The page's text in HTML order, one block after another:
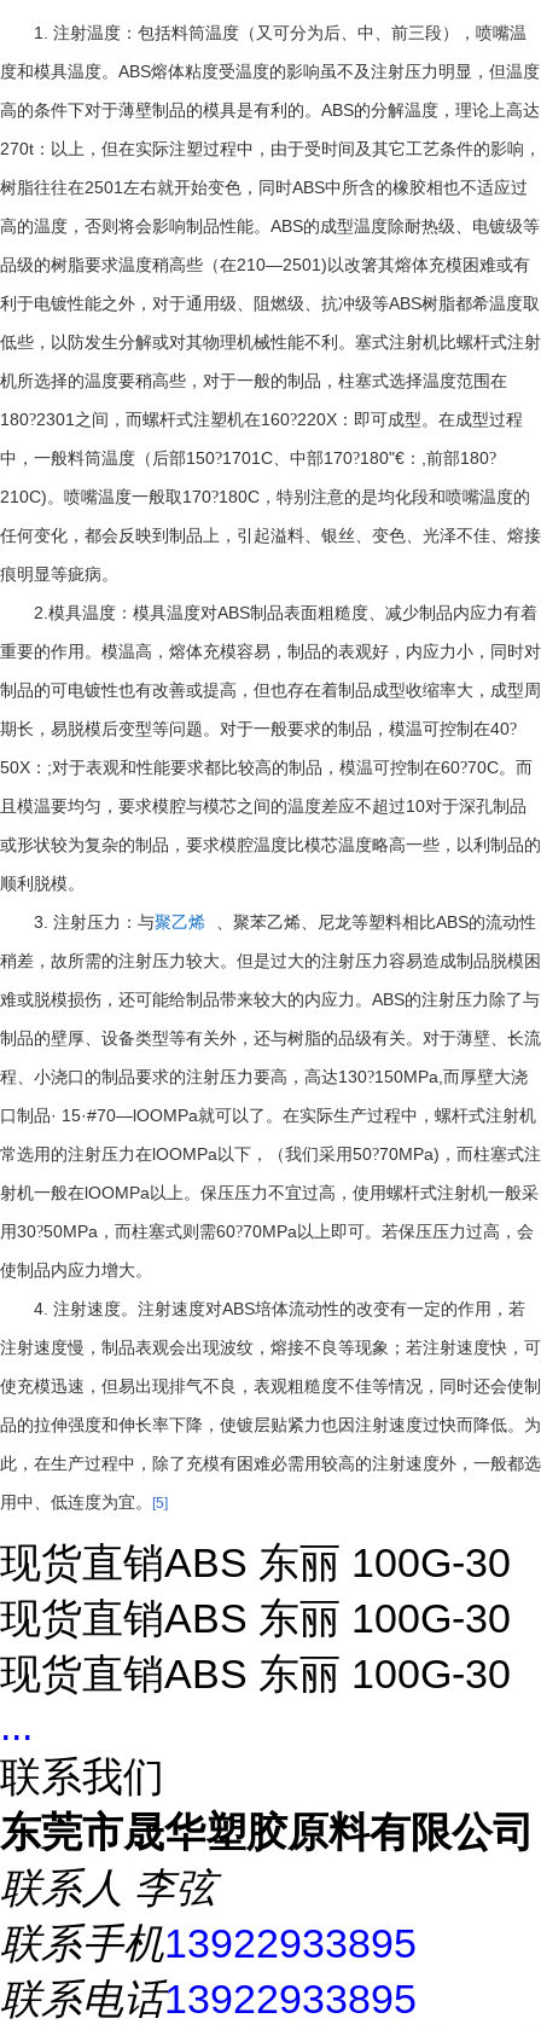
1. 注射温度：包括料筒温度（又可分为后、中、前三段），喷嘴温
度和模具温度。 ABS熔体粘度受温度的影响虽不及注射压力明显，但温度
高的条件下对于薄壁制品的模具是有利的。 ABS的分解温度，理论上高达
270t ：以上，但在实际注塑过程中，由于受时间及其它工艺条件的影响，
树脂往往在2501 左右就开始变色，同时ABS中所含的橡胶相也不适应过
高的温度，否则将会影响制品性能。 ABS的成型温度除耐热级、电镀级等
品级的树脂要求温度稍高些（在210—2501) 以改箸其熔体充模困难或有
利于电镀性能之外，对于通用级、阻燃级、抗冲级等ABS树脂都希温度取
低些，以防发生分解或对其物理机械性能不利。塞式注射机比螺杆式注射
机所选择的温度要稍高些，对于一般的制品，柱塞式选择温度范围在
180?2301 之间，而螺杆式注塑机在160?220X ：即可成型。在成型过程
中，一般料筒温度（后部150?1701C、中部170?180"€ ： 前部180?
210C)。喷嘴温度一般取 170?180C ，特别注意的是均化段和喷嘴温度的
任何变化，都会反映到制品上，引起溢料、银丝、变色、光泽不佳、熔接
痕明显等疵病。
2. 模具温度：模具温度对ABS制品表面粗糙度、减少制品内应力有着
重要的作用。模温高，熔体充模容易，制品的表观好，内应力小，同时对
制品的可电镀性也有改善或提高，但也存在着制品成型收缩率大，成型周
期长，易脱模后变型等问题。对于一般要求的制品，模温可控制在40?
50X ： ;对于表观和性能要求都比较高的制品，模温可控制在60?70C。而
且模温要均匀，要求模腔与模芯之间的温度差应不超过10对于深孔制品
或形状较为复杂的制品，要求模腔温度比模芯温度略高一些，以利制品的
顺利脱模。
3. 注射压力：与聚乙烯 、聚苯乙烯、尼龙等塑料相比ABS的流动性
稍差，故所需的注射压力较大。但是过大的注射压力容易造成制品脱模困
难或脱模损伤，还可能给制品带来较大的内应力。 ABS的注射压力除了与
制品的壁厚、设备类型等有关外，还与树脂的品级有关。对于薄壁、长流
程、小浇口的制品要求的注射压力要高，高达130?150MPa, 而厚壁大浇
口制品· 15·#70—lOOMPa就可以了。在实际生产过程中，螺杆式注射机
常选用的注射压力在lOOMPa 以下，（我们采用50?70MPa) ，而柱塞式注
射机一般在lOOMPa 以上。保压压力不宜过高，使用螺杆式注射机一般采
用30?50MPa ，而柱塞式则需60?70MPa 以上即可。若保压压力过高，会
使制品内应力增大。
4. 注射速度。注射速度对ABS培体流动性的改变有一定的作用，若
注射速度慢，制品表观会出现波纹，熔接不良等现象；若注射速度快，可
使充模迅速，但易出现排气不良，表观粗糙度不佳等情况，同时还会使制
品的拉伸强度和伸长率下降，使镀层贴紧力也因注射速度过快而降低。为
此，在生产过程中，除了充模有困难必需用较高的注射速度外，一般都选
用中、低连度为宜。 [5]
现货直销ABS 东丽 100G-30
现货直销ABS 东丽 100G-30
现货直销ABS 东丽 100G-30
...
联系我们
东莞市晟华塑胶原料有限公司
联系人 李弦
联系手机13922933895
联系电话13922933895